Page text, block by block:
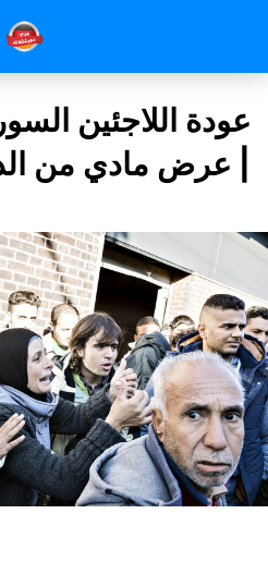
عودة اللاجئين
| عرض مادي من